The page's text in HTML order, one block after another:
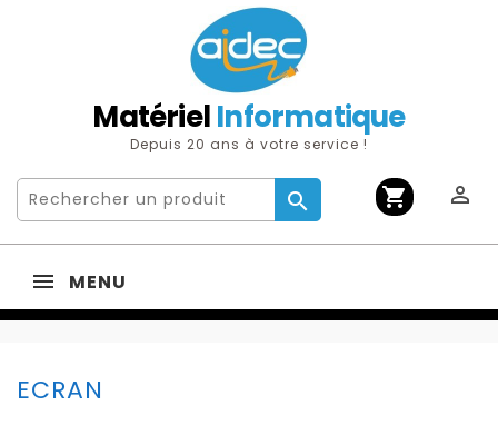
MatérielInformatique
Depuis 20 ans à votre service !
 shopping_cart 
MENU
ECRAN